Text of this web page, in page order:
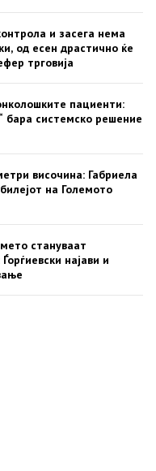
и засега нема
од есен драстично ќе
трговија
пациенти:
системско решение
височина: Габриела
на Големото
стануваат
најави и